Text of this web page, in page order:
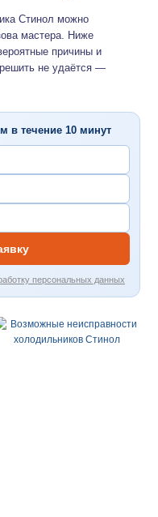
Стинол можно
мастера. Ниже
причины и
не удаётся —
в течение 10 минут
персональных данных